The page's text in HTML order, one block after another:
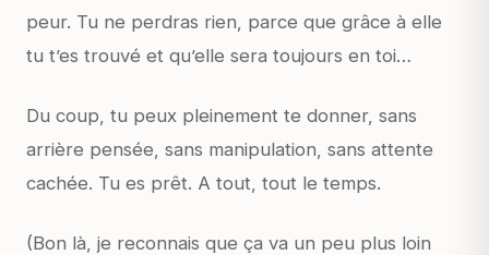
peur. Tu ne perdras rien, parce que grâce à elle
tu t’es trouvé et qu’elle sera toujours en toi…
Du coup, tu peux pleinement te donner, sans
arrière pensée, sans manipulation, sans attente
cachée. Tu es prêt. A tout, tout le temps.
(Bon là, je reconnais que ça va un peu plus loin